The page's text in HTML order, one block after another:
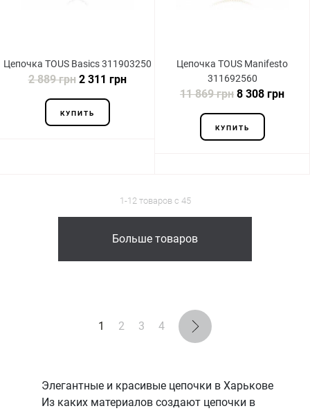
Цепочка TOUS Basics 311903250
2 889 грн2 311 грн
КУПИТЬ
Цепочка TOUS Manifesto
311692560
11 869 грн 8 308 грн
КУПИТЬ
1-12 товаров с 45
Больше товаров
1 2 3 4
Элегантные и красивые цепочки в Харькове
Из каких материалов создают цепочки в